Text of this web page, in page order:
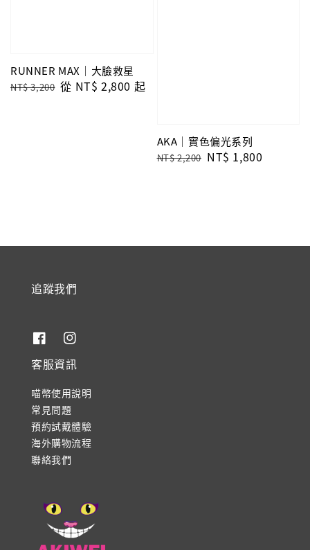
RUNNER MAX｜大臉救星
Regular
NT$ 3,200 Sale
從 NT$ 2,800 起
AKA｜實色偏光系列
Regular
NT$ 2,200 Sale
NT$ 1,800
追蹤我們
客服資訊
喵幣使用說明
常見問題
預約試戴體驗
海外購物流程
聯絡我們